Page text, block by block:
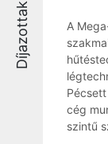
Díjazottak
A
cég
szintű